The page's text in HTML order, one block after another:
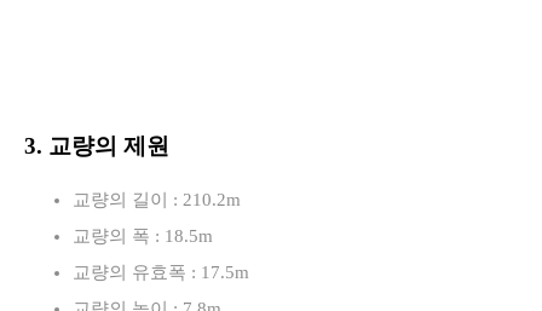
3. 교량의 제원
교량의 길이 : 210.2m
교량의 폭 : 18.5m
교량의 유효폭 : 17.5m